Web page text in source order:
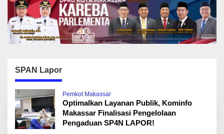
SPAN Lapor
Pemkot Makassar
Optimalkan Layanan Publik, Kominfo
Makassar Finalisasi Pengelolaan
Pengaduan SP4N LAPOR!